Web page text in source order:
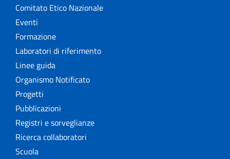
Comitato Etico Nazionale
Eventi
Formazione
Laboratori di riferimento
Linee guida
Organismo Notificato
Progetti
Pubblicazioni
Registri e sorveglianze
Ricerca collaboratori
Scuola